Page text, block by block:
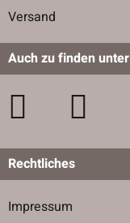
Versand
Auch zu finden unter
Rechtliches
Impressum